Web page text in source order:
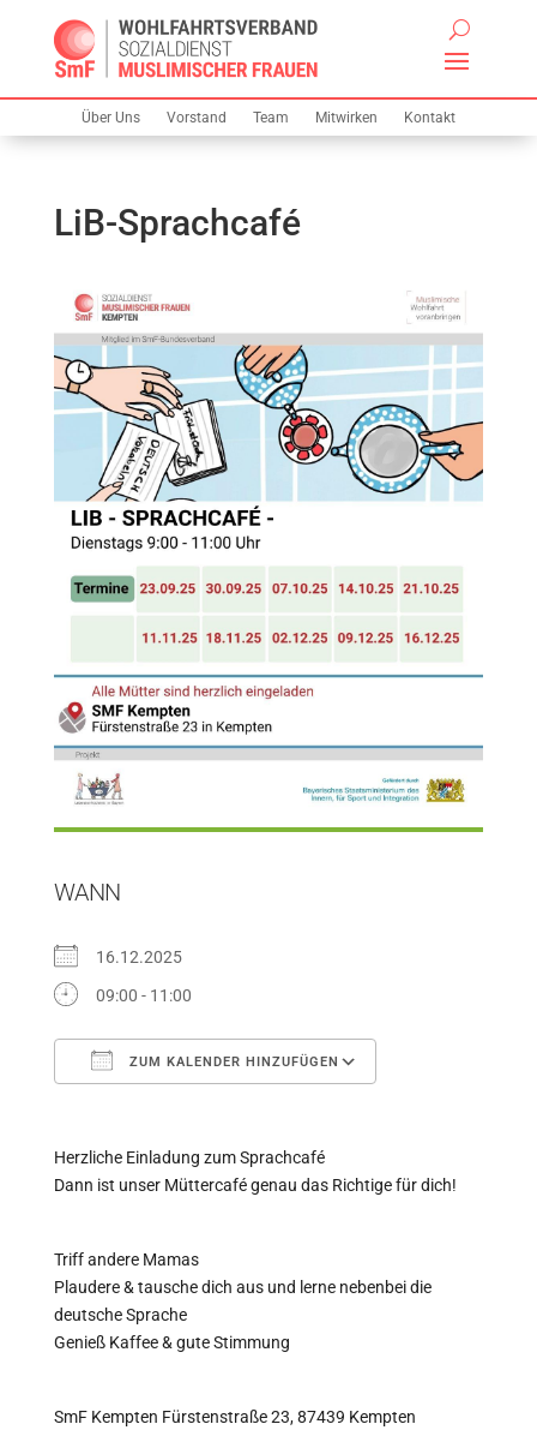
Über Uns Vorstand Team Mitwirken Kontakt
LiB-Sprachcafé
WANN
16.12.2025
09:00 - 11:00
ZUM KALENDER HINZUFÜGEN
Herzliche Einladung zum Sprachcafé
Dann ist unser Müttercafé genau das Richtige für dich!
Triff andere Mamas
Plaudere & tausche dich aus und lerne nebenbei die
deutsche Sprache
Genieß Kaffee & gute Stimmung
SmF Kempten Fürstenstraße 23, 87439 Kempten